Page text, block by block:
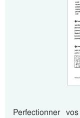
Perfectionner